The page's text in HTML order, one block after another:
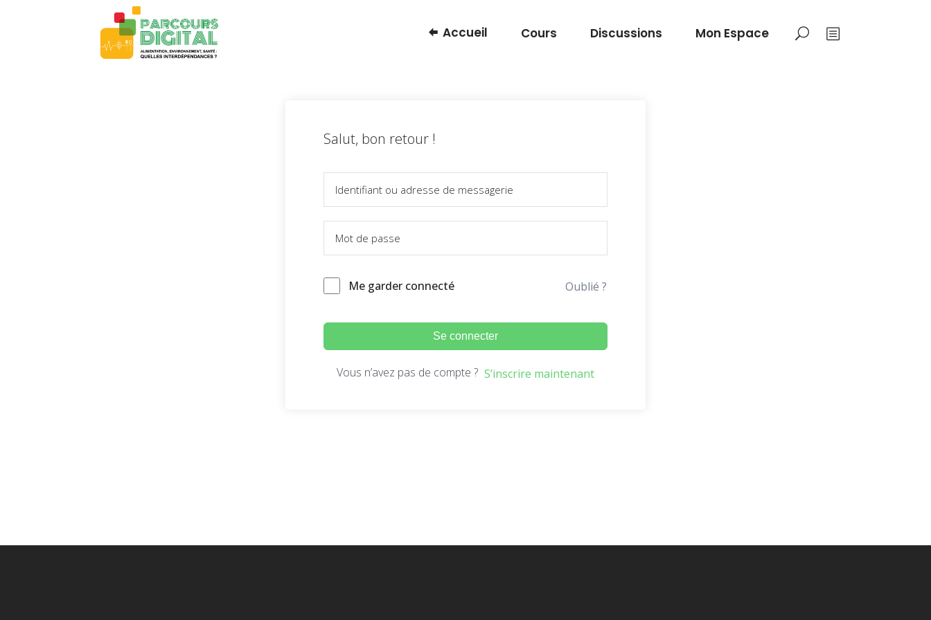
Accueil Cours Discussions Mon Espace
Salut, bon retour !
Me garder connecté Oublié ?
Se connecter
Vous n’avez pas de compte ? S’inscrire maintenant